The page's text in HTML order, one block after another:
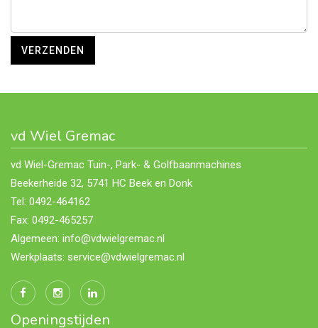
vd Wiel Gremac
vd Wiel-Gremac Tuin-, Park- & Golfbaanmachines
Beekerheide 32, 5741 HC Beek en Donk
Tel: 0492-464162
Fax: 0492-465257
Algemeen: info@vdwielgremac.nl
Werkplaats: service@vdwielgremac.nl
Openingstijden